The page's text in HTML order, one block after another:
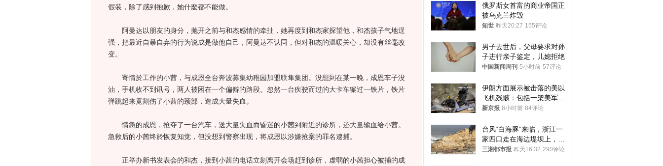
假装，除了感到抱歉，她什麼都不能做。
阿曼达以朋友的身分，抛开之前与和杰感情的牵扯，她再度到和杰家探望他，和杰孩子气地逞
强，把最近自暴自弃的行为说成是做他自己，阿曼达不认同，但对和杰的温暖关心，却没有丝毫改
变。
寄情於工作的小茜，与成恩全台奔波募集幼稚园加盟联隼集团。没想到在某一晚，成恩车子没
油，手机收不到讯号，两人被困在一个偏僻的路段。忽然一台疾驶而过的大卡车辗过一铁片，铁片
弹跳起来竟割伤了小茜的颈部，造成大量失血。
情急的成恩，抢夺了一台汽车，送大量失血而昏迷的小茜到附近的诊所，还大量输血给小茜。
急救后的小茜终於恢复知觉，但没想到警察出现，将成恩以涉嫌抢案的罪名逮捕。
正举办新书发表会的和杰，接到小茜的电话立刻离开会场赶到诊所，虚弱的小茜担心被捕的成
俄罗斯女首富的商业帝国正
被乌克兰炸毁
知世 昨天20:27 155评论
男子去世后，父母要求对孙
子进行亲子鉴定，儿媳拒绝
中国新闻周刊 5小时前 57评论
伊朗方面展示被击落的美以
飞机残骸：包括一架美军F-
15战斗机残骸以及多架无人
新京报 8小时前 84评论
台风“白海豚”来临，浙江一
家四口走在海边堤坝上，其
中9岁男孩被巨浪卷入海
三湘都市报 昨天16:32 290评论